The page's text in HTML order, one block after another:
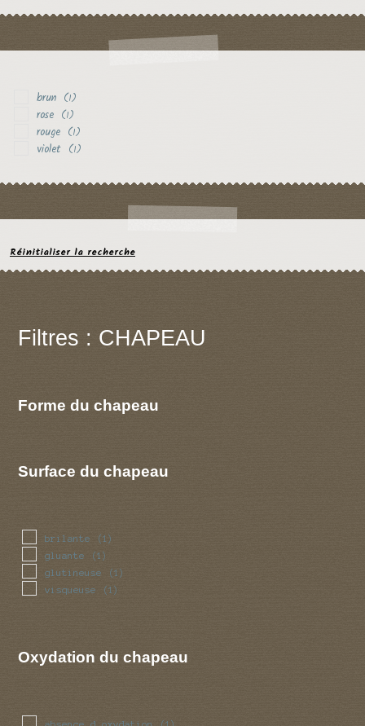
brun (1)
rose (1)
rouge (1)
violet (1)
Réinitialiser la recherche
Filtres : CHAPEAU
Forme du chapeau
Surface du chapeau
brilante (1)
gluante (1)
glutineuse (1)
visqueuse (1)
Oxydation du chapeau
absence d oxydation